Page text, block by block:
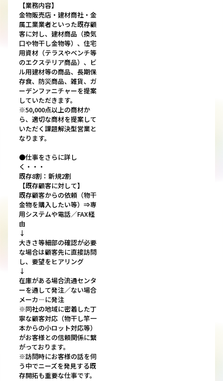
【業務内容】
金物販売店・建材商社・金
属工業業者といった既存顧
客に対し、建材商品（換気
口や物干し金物等）、住宅
用資材（テラスやベンチ等
のエクステリア商品）、ビ
ル用建材等の商品、長期保
存食、防災商品、雑貨、ガ
ーデンファニチャーを提案
していただきます。
※50,000点以上の商材か
ら、適切な商材を提案して
いただく課題解決型営業と
なります。
●仕事をさらに詳し
く・・・
既存8割：新規2割
【既存顧客に対して】
既存顧客からの依頼（物干
金物を購入したい等）⇒専
用システムや電話／FAX経
由
↓
大きさ等細部の確認が必要
な場合は顧客先に直接訪問
し、要望をヒアリング
↓
在庫がある場合流通センタ
ーを通して発注／ない場合
メーカ―に発注
※同社の地域に密着した丁
寧な顧客対応（物干し竿一
本からの小ロット対応等）
がお客様との信頼関係に繋
がっております。
※訪問時にお客様の話を伺
う中でニーズを発見する既
存開拓も重要な仕事です。